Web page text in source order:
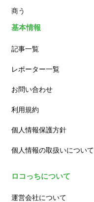
商う
基本情報
記事一覧
レポーター一覧
お問い合わせ
利用規約
個人情報保護方針
個人情報の取扱いについて
ロコっちについて
運営会社について